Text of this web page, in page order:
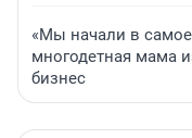
«Мы начали в
многодетная мама
бизнес